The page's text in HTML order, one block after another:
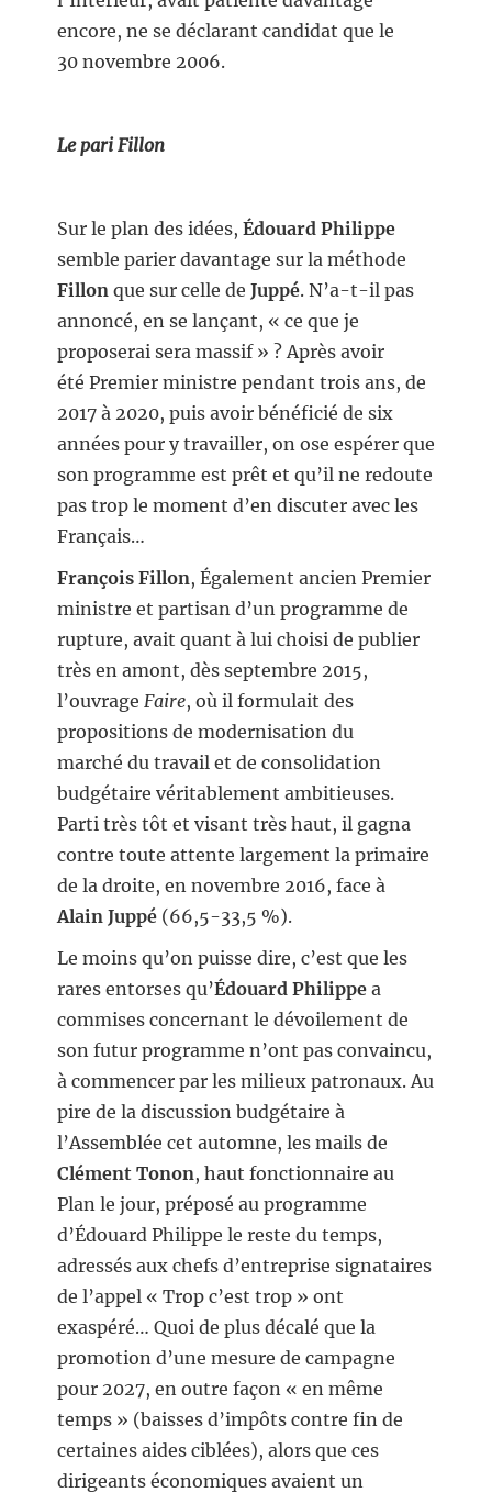
encore, ne se déclarant candidat que le
30 novembre 2006.
Le pari Fillon
Sur le plan des idées, Édouard Philippe
semble parier davantage sur la méthode
Fillon que sur celle de Juppé. N’a-t-il pas
annoncé, en se lançant, « ce que je
proposerai sera massif » ? Après avoir
été Premier ministre pendant trois ans, de
2017 à 2020, puis avoir bénéficié de six
années pour y travailler, on ose espérer que
son programme est prêt et qu’il ne redoute
pas trop le moment d’en discuter avec les
Français…
François Fillon, Également ancien Premier
ministre et partisan d’un programme de
rupture, avait quant à lui choisi de publier
très en amont, dès septembre 2015,
l’ouvrage Faire, où il formulait des
propositions de modernisation du
marché du travail et de consolidation
budgétaire véritablement ambitieuses.
Parti très tôt et visant très haut, il gagna
contre toute attente largement la primaire
de la droite, en novembre 2016, face à
Alain Juppé (66,5-33,5 %).
Le moins qu’on puisse dire, c’est que les
rares entorses qu’Édouard Philippe a
commises concernant le dévoilement de
son futur programme n’ont pas convaincu,
à commencer par les milieux patronaux. Au
pire de la discussion budgétaire à
l’Assemblée cet automne, les mails de
Clément Tonon, haut fonctionnaire au
Plan le jour, préposé au programme
d’Édouard Philippe le reste du temps,
adressés aux chefs d’entreprise signataires
de l’appel « Trop c’est trop » ont
exaspéré… Quoi de plus décalé que la
promotion d’une mesure de campagne
pour 2027, en outre façon « en même
temps » (baisses d’impôts contre fin de
certaines aides ciblées), alors que ces
dirigeants économiques avaient un